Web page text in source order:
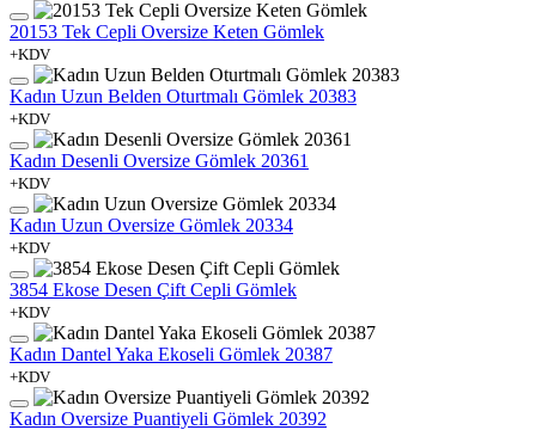
20153 Tek Cepli Oversize Keten Gömlek
+KDV
Kadın Uzun Belden Oturtmalı Gömlek 20383
+KDV
Kadın Desenli Oversize Gömlek 20361
+KDV
Kadın Uzun Oversize Gömlek 20334
+KDV
3854 Ekose Desen Çift Cepli Gömlek
+KDV
Kadın Dantel Yaka Ekoseli Gömlek 20387
+KDV
Kadın Oversize Puantiyeli Gömlek 20392